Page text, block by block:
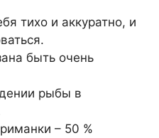
тихо и аккуратно, и
быть очень
рыбы в
– 50 %